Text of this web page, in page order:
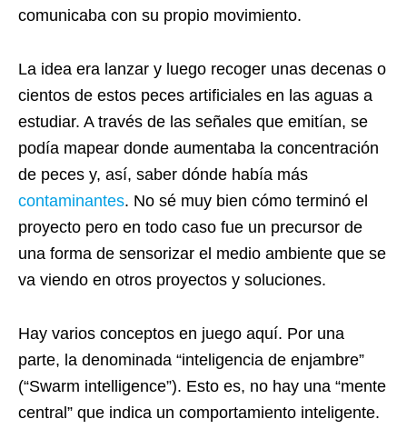
comunicaba con su propio movimiento.
La idea era lanzar y luego recoger unas decenas o
cientos de estos peces artificiales en las aguas a
estudiar. A través de las señales que emitían, se
podía mapear donde aumentaba la concentración
de peces y, así, saber dónde había más
contaminantes. No sé muy bien cómo terminó el
proyecto pero en todo caso fue un precursor de
una forma de sensorizar el medio ambiente que se
va viendo en otros proyectos y soluciones.
Hay varios conceptos en juego aquí. Por una
parte, la denominada “inteligencia de enjambre”
(“Swarm intelligence”). Esto es, no hay una “mente
central” que indica un comportamiento inteligente.